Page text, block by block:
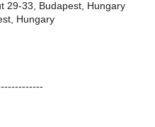
29-33, Budapest, Hungary
Hungary